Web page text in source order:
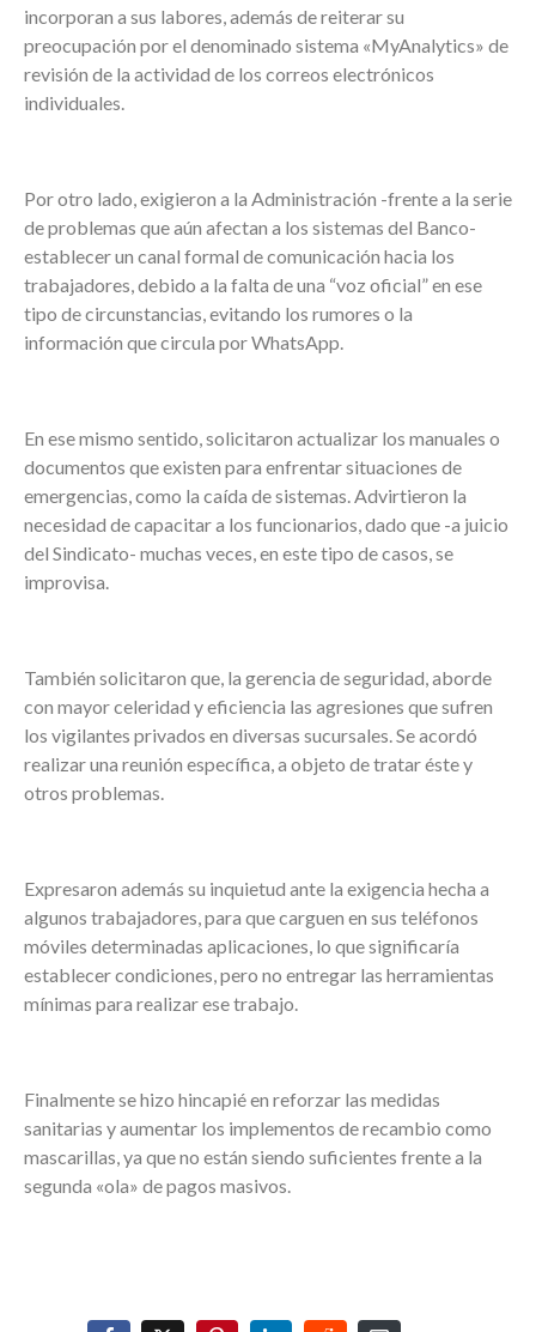
incorporan a sus labores, además de reiterar su
preocupación por el denominado sistema «MyAnalytics» de
revisión de la actividad de los correos electrónicos
individuales.
Por otro lado, exigieron a la Administración -frente a la serie
de problemas que aún afectan a los sistemas del Banco-
establecer un canal formal de comunicación hacia los
trabajadores, debido a la falta de una “voz oficial” en ese
tipo de circunstancias, evitando los rumores o la
información que circula por WhatsApp.
En ese mismo sentido, solicitaron actualizar los manuales o
documentos que existen para enfrentar situaciones de
emergencias, como la caída de sistemas. Advirtieron la
necesidad de capacitar a los funcionarios, dado que -a juicio
del Sindicato- muchas veces, en este tipo de casos, se
improvisa.
También solicitaron que, la gerencia de seguridad, aborde
con mayor celeridad y eficiencia las agresiones que sufren
los vigilantes privados en diversas sucursales. Se acordó
realizar una reunión específica, a objeto de tratar éste y
otros problemas.
Expresaron además su inquietud ante la exigencia hecha a
algunos trabajadores, para que carguen en sus teléfonos
móviles determinadas aplicaciones, lo que significaría
establecer condiciones, pero no entregar las herramientas
mínimas para realizar ese trabajo.
Finalmente se hizo hincapié en reforzar las medidas
sanitarias y aumentar los implementos de recambio como
mascarillas, ya que no están siendo suficientes frente a la
segunda «ola» de pagos masivos.